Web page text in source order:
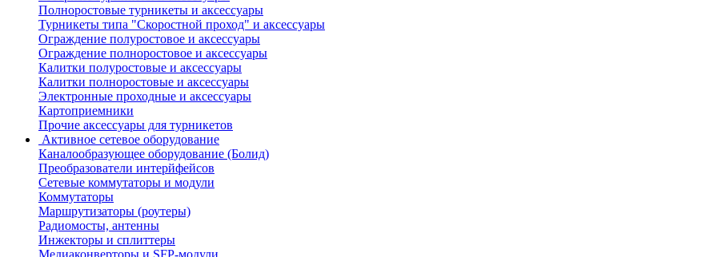
Полноростовые турникеты и аксессуары
Турникеты типа "Скоростной проход" и аксессуары
Ограждение полуростовое и аксессуары
Ограждение полноростовое и аксессуары
Калитки полуростовые и аксессуары
Калитки полноростовые и аксессуары
Электронные проходные и аксессуары
Картоприемники
Прочие аксессуары для турникетов
Активное сетевое оборудование
Каналообразующее оборудование (Болид)
Преобразователи интерйфейсов
Сетевые коммутаторы и модули
Коммутаторы
Маршрутизаторы (роутеры)
Радиомосты, антенны
Инжекторы и сплиттеры
Медиаконверторы и SFP-модули